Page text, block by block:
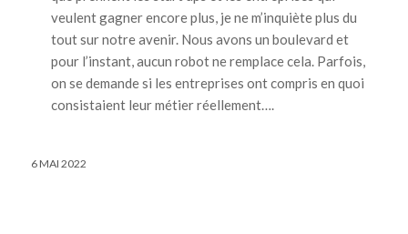
veulent gagner encore plus, je ne m’inquiète plus du
tout sur notre avenir. Nous avons un boulevard et
pour l’instant, aucun robot ne remplace cela. Parfois,
on se demande si les entreprises ont compris en quoi
consistaient leur métier réellement….
6 MAI 2022